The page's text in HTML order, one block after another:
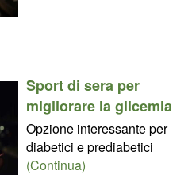
Sport di sera per
migliorare la glicemia
Opzione interessante per
diabetici e prediabetici
(Continua)